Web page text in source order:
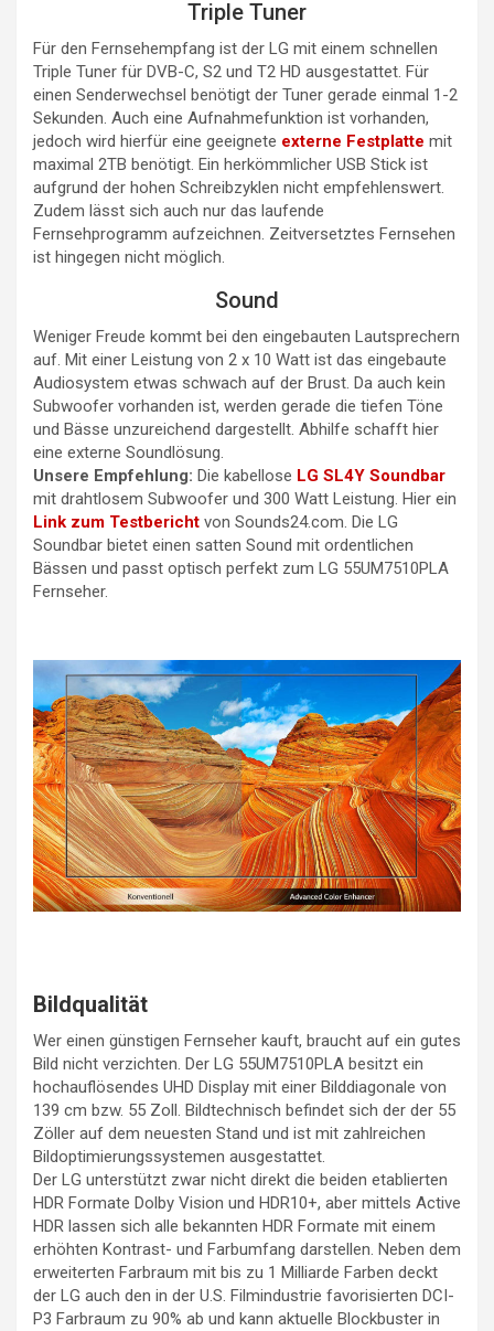
Triple Tuner
Für den Fernsehempfang ist der LG mit einem schnellen
Triple Tuner für DVB-C, S2 und T2 HD ausgestattet. Für
einen Senderwechsel benötigt der Tuner gerade einmal 1-2
Sekunden. Auch eine Aufnahmefunktion ist vorhanden,
jedoch wird hierfür eine geeignete externe Festplatte mit
maximal 2TB benötigt. Ein herkömmlicher USB Stick ist
aufgrund der hohen Schreibzyklen nicht empfehlenswert.
Zudem lässt sich auch nur das laufende
Fernsehprogramm aufzeichnen. Zeitversetztes Fernsehen
ist hingegen nicht möglich.
Sound
Weniger Freude kommt bei den eingebauten Lautsprechern
auf. Mit einer Leistung von 2 x 10 Watt ist das eingebaute
Audiosystem etwas schwach auf der Brust. Da auch kein
Subwoofer vorhanden ist, werden gerade die tiefen Töne
und Bässe unzureichend dargestellt. Abhilfe schafft hier
eine externe Soundlösung.
Unsere Empfehlung: Die kabellose LG SL4Y Soundbar
mit drahtlosem Subwoofer und 300 Watt Leistung. Hier ein
Link zum Testbericht von Sounds24.com. Die LG
Soundbar bietet einen satten Sound mit ordentlichen
Bässen und passt optisch perfekt zum LG 55UM7510PLA
Fernseher.
Bildqualität
Wer einen günstigen Fernseher kauft, braucht auf ein gutes
Bild nicht verzichten. Der LG 55UM7510PLA besitzt ein
hochauflösendes UHD Display mit einer Bilddiagonale von
139 cm bzw. 55 Zoll. Bildtechnisch befindet sich der der 55
Zöller auf dem neuesten Stand und ist mit zahlreichen
Bildoptimierungssystemen ausgestattet.
Der LG unterstützt zwar nicht direkt die beiden etablierten
HDR Formate Dolby Vision und HDR10+, aber mittels Active
HDR lassen sich alle bekannten HDR Formate mit einem
erhöhten Kontrast- und Farbumfang darstellen. Neben dem
erweiterten Farbraum mit bis zu 1 Milliarde Farben deckt
der LG auch den in der U.S. Filmindustrie favorisierten DCI-
P3 Farbraum zu 90% ab und kann aktuelle Blockbuster in